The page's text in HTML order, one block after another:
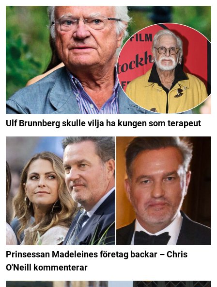
Ulf Brunnberg skulle vilja ha kungen som terapeut
Prinsessan Madeleines företag backar – Chris
O'Neill kommenterar